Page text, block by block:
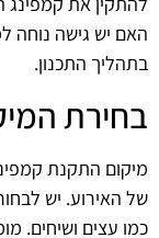
האם יש גישה נוחה
בתהליך התכנון.
בחירת
מיקום התקנת
של האירוע. יש
כמו עצים ושיחים.